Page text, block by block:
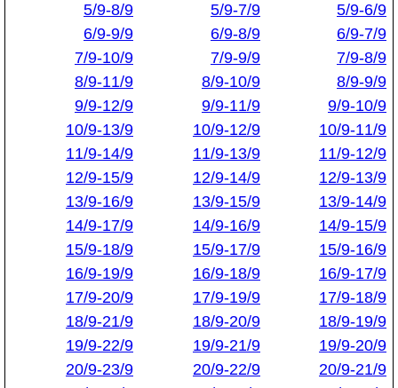
5/9-6/9
5/9-7/9
5/9-8/9
6/9-7/9
6/9-8/9
6/9-9/9
7/9-8/9
7/9-9/9
7/9-10/9
8/9-9/9
8/9-10/9
8/9-11/9
9/9-10/9
9/9-11/9
9/9-12/9
10/9-11/9
10/9-12/9
10/9-13/9
11/9-12/9
11/9-13/9
11/9-14/9
12/9-13/9
12/9-14/9
12/9-15/9
13/9-14/9
13/9-15/9
13/9-16/9
14/9-15/9
14/9-16/9
14/9-17/9
15/9-16/9
15/9-17/9
15/9-18/9
16/9-17/9
16/9-18/9
16/9-19/9
17/9-18/9
17/9-19/9
17/9-20/9
18/9-19/9
18/9-20/9
18/9-21/9
19/9-20/9
19/9-21/9
19/9-22/9
20/9-21/9
20/9-22/9
20/9-23/9